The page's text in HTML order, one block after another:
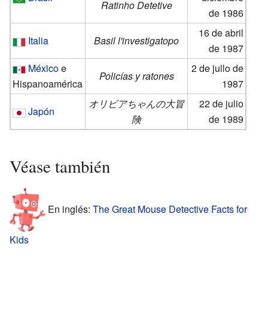
Ratinho Detetive
de 1986
Italia
Basil l'investigatopo
16 de abril
de 1987
Méxicoe
Hispanoamérica
Policías y ratones
2 de jullo de
1987
Japón
オリビアちゃんの大冒
険
22 de julio
de 1989
Véase también
En inglés: The Great Mouse Detective Facts for
Kids